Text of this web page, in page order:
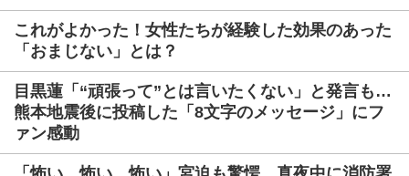
これがよかった！女性たちが経験した効果のあった
「おまじない」とは？
目黒蓮「“頑張って”とは言いたくない」と発言も…
熊本地震後に投稿した「8文字のメッセージ」にフ
ァン感動